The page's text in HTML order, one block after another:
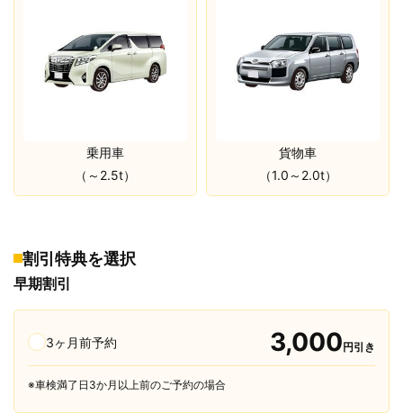
乗用車
（～2.5t）
貨物車
（1.0～2.0t）
割引特典を選択
早期割引
3ヶ月前予約 3,000円引き
※車検満了日3か月以上前のご予約の場合